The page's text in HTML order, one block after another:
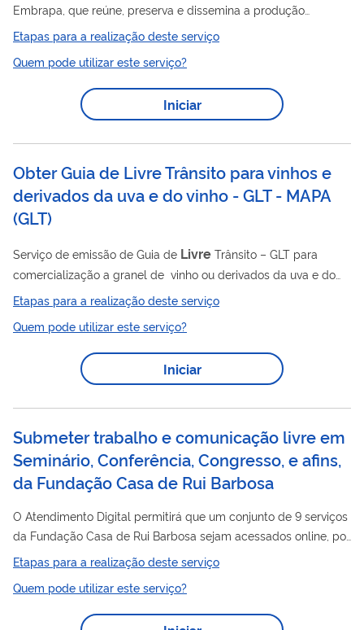
Embrapa, que reúne, preserva e dissemina a produção
científica da Empresa. Por meio do repositório Alice,
estudantes, acadêmicos, pesquisadores e cidadãos em geral
podem consultar artigos, capítulos de livros, resumos,
trabalhos apresentados em eventos e outras publicações
científicas produzidas pela Embrapa e parceiros.
Etapas para a realização deste serviço
Quem pode utilizar este serviço?
Iniciar
Obter Guia de Livre Trânsito para vinhos e
derivados da uva e do vinho - GLT - MAPA
(GLT)
Serviço de emissão de Guia de Livre Trânsito – GLT para
comercialização a granel de vinho ou derivados da uva e do
vinho e para o trânsito de vinagre destinado à acetificação de
vinhos.
Etapas para a realização deste serviço
Quem pode utilizar este serviço?
Iniciar
Submeter trabalho e comunicação livre em
Seminário, Conferência, Congresso, e afins,
da Fundação Casa de Rui Barbosa
O Atendimento Digital permitirá que um conjunto de 9 serviços
da Fundação Casa de Rui Barbosa sejam acessados online, por
meio de formulário digital padronizado, reduzindo a
necessidade de atendimento presencial, telefônico ou postal.
O objetivo é simplificar e melhorar a qualidade da prestação
dos serviços, facilitando o acesso para os cidadãos, reduzindo
Etapas para a realização deste serviço
Quem pode utilizar este serviço?